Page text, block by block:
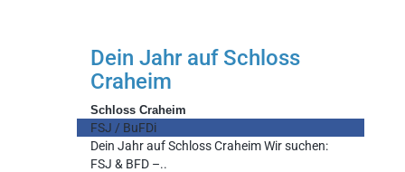
Dein Jahr auf Schloss
Craheim
Schloss Craheim
FSJ / BuFDi
Dein Jahr auf Schloss Craheim Wir suchen:
FSJ & BFD –..